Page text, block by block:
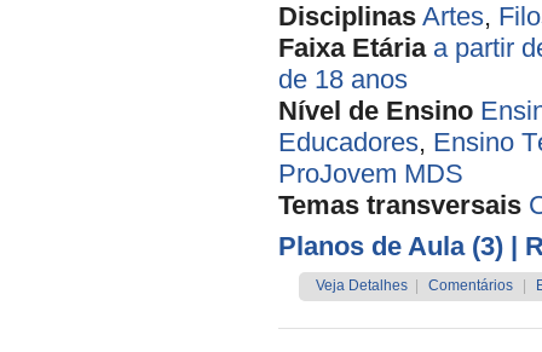
Disciplinas Artes,
Faixa Etária a partir
de 18 anos
Nível de Ensino
Educadores, Ensino
ProJovem MDS
Temas transversais
Planos de Aula (3) |
Veja Detalhes Comentários